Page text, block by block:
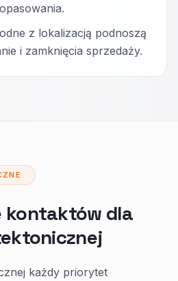
z lokalizacją podnoszą
i zamknięcia sprzedaży.
kontaktów dla
każdy priorytet